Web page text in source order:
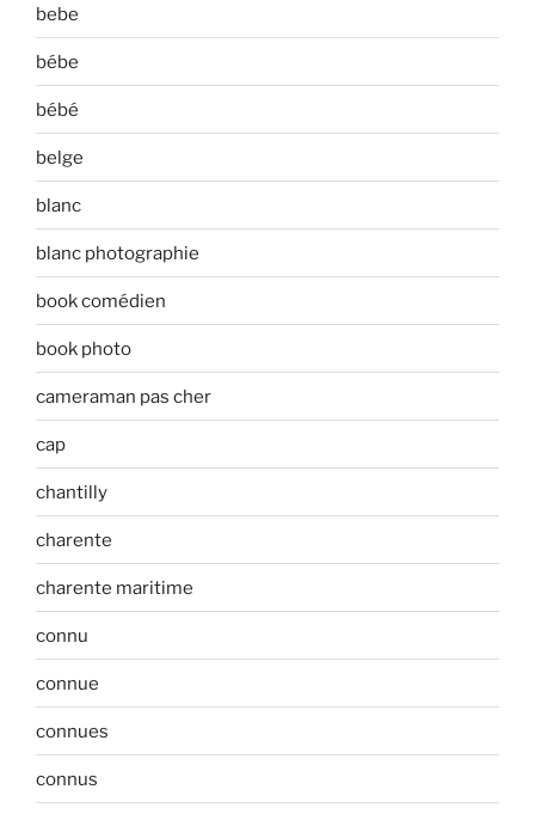
bebe
bébe
bébé
belge
blanc
blanc photographie
book comédien
book photo
cameraman pas cher
cap
chantilly
charente
charente maritime
connu
connue
connues
connus